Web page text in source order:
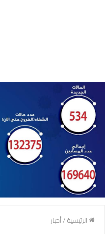
الرئيسية/أخبار